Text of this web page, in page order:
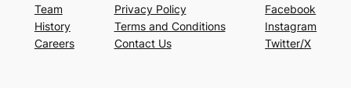
Team
History
Careers
Privacy Policy
Terms and Conditions
Contact Us
Facebook
Instagram
Twitter/X